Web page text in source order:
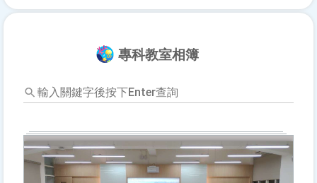
專科教室相簿
輸
入
鍵
字
後